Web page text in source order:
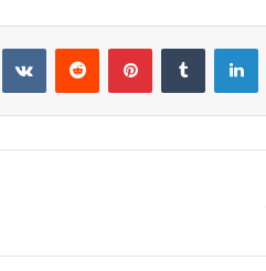
لينكدإن بينتيريست